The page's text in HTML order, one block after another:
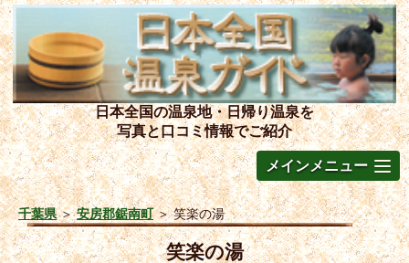
日本全国の温泉地・日帰り温泉を
写真と口コミ情報でご紹介
メインメニュー
千葉県＞安房郡鋸南町＞笑楽の湯
笑楽の湯